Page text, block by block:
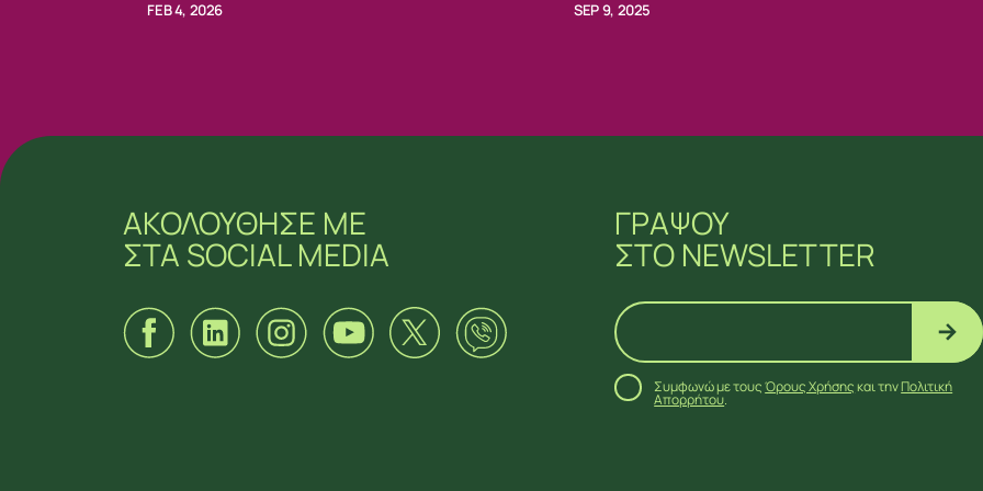
FEB 4, 2026 SEP 9, 2025
ΑΚΟΛΟΥΘΗΣΕ ΜΕ
ΣΤΑ SOCIAL MEDIA
ΓΡΑΨΟΥ
ΣΤΟ NEWSLETTER
Συμφωνώ με τουςΌρους Χρήσηςκαι τηνΠολιτική
Απορρήτου.